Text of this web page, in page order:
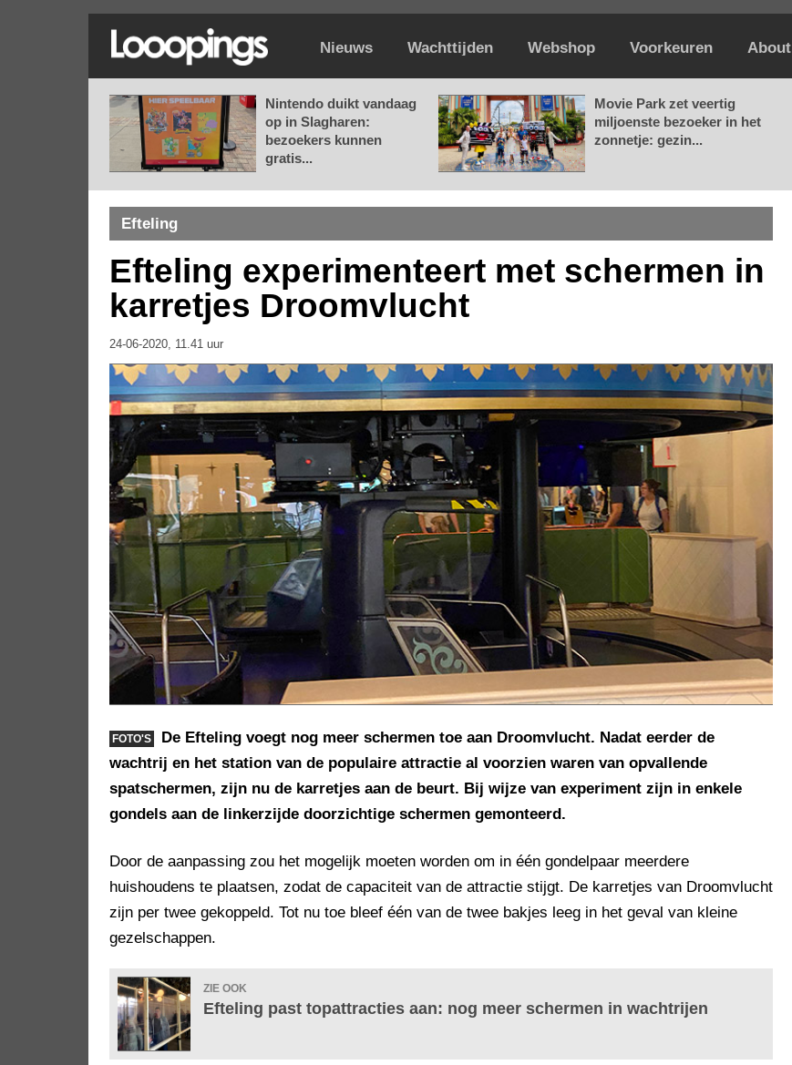
Nieuws Wachttijden Webshop Voorkeuren About
Nintendo duikt vandaag
op in Slagharen:
bezoekers kunnen
gratis...
Movie Park zet veertig
miljoenste bezoeker in het
zonnetje: gezin...
Efteling
Efteling experimenteert met schermen in
karretjes Droomvlucht
24-06-2020, 11.41 uur
FOTO'S
De Efteling voegt nog meer schermen toe aan Droomvlucht. Nadat eerder de
wachtrij en het station van de populaire attractie al voorzien waren van opvallende
spatschermen, zijn nu de karretjes aan de beurt. Bij wijze van experiment zijn in enkele
gondels aan de linkerzijde doorzichtige schermen gemonteerd.
Door de aanpassing zou het mogelijk moeten worden om in één gondelpaar meerdere
huishoudens te plaatsen, zodat de capaciteit van de attractie stijgt. De karretjes van Droomvlucht
zijn per twee gekoppeld. Tot nu toe bleef één van de twee bakjes leeg in het geval van kleine
gezelschappen.
ZIE OOK
Efteling past topattracties aan: nog meer schermen in wachtrijen